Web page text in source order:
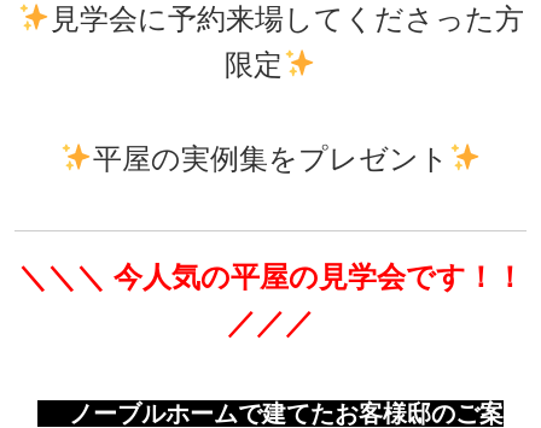
見学会に予約来場してくださった方
限定
平屋の実例集をプレゼント
＼＼＼ 今人気の平屋の見学会です！！
／／／
ノーブルホームで建てたお客様邸のご案